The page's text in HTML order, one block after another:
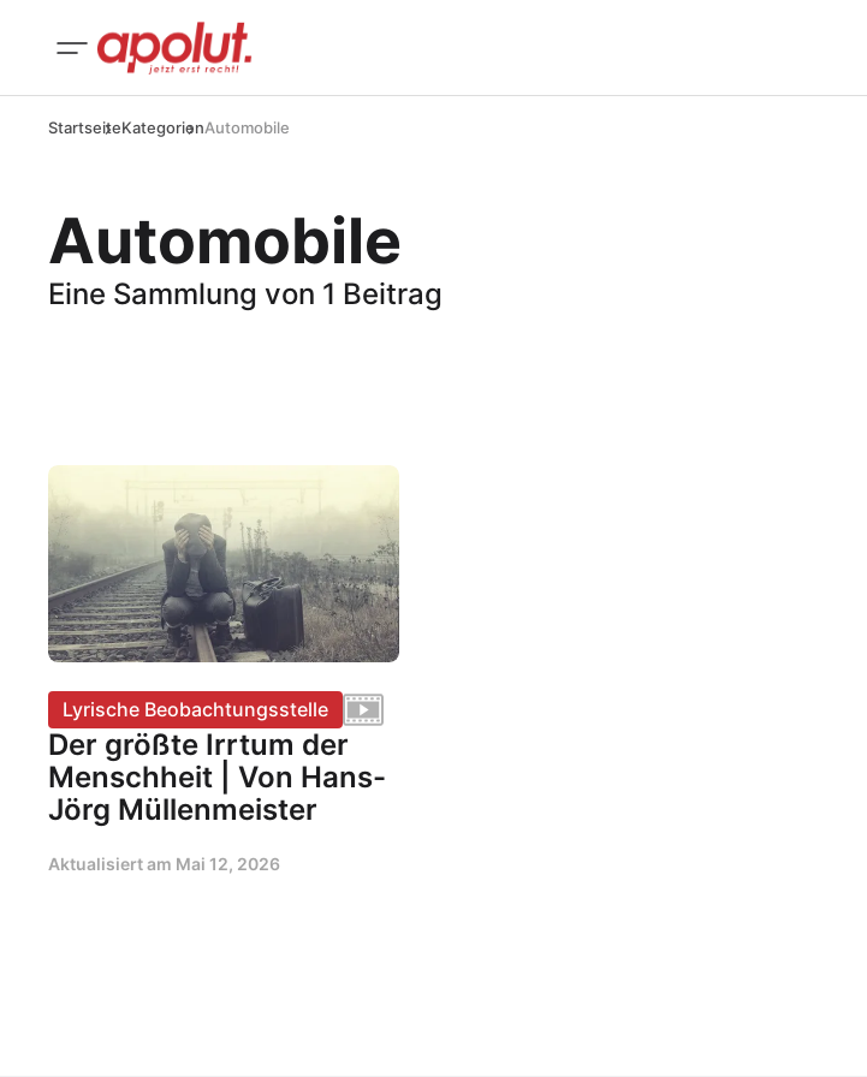
StartseiteKategorienAutomobile
Automobile
Eine Sammlung von 1 Beitrag
Lyrische Beobachtungsstelle
Der größte Irrtum der
Menschheit | Von Hans-
Jörg Müllenmeister
Aktualisiert am Mai 12, 2026